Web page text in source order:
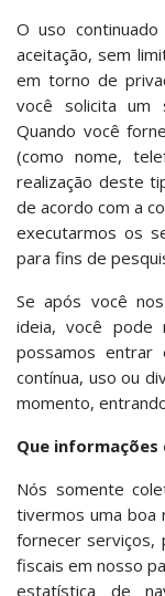
O uso
aceitação, sem
em torno de
você solicita um
Quando você
(como nome,
realização deste
de acordo com a
executarmos os
para fins de
Se após você
ideia, você pode
possamos entrar
contínua, uso ou
momento,
Que informações
Nós somente
tivermos uma boa
fornecer serviços,
fiscais em nosso
estatística de